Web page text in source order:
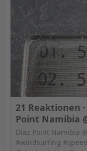
21 Reaktionen
Point Namibia
#windsurf
#flensburger
Diaz Point Namibia
#windsurfing